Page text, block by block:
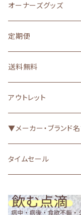
手作りごはん
ガム
骨・軟骨・筋etc
その他おやつ
無添加・オーガニック
バイオロジックフード
ヘルスケア（お悩み別
漢方
グレインフリー・アレルゲ
腎臓（低リン・低たんぱく質
防寒
マナーウェア
シャンプー
歯磨き・耳掃除
肉球・爪
消臭・消臭袋・お散歩グ
虫よけ
被毛・皮膚（UV・保湿
オーナーズグッズ
定期便
送料無料
アウトレット
▼メーカー・ブランド
ACANA（アカナ）
タイムセール